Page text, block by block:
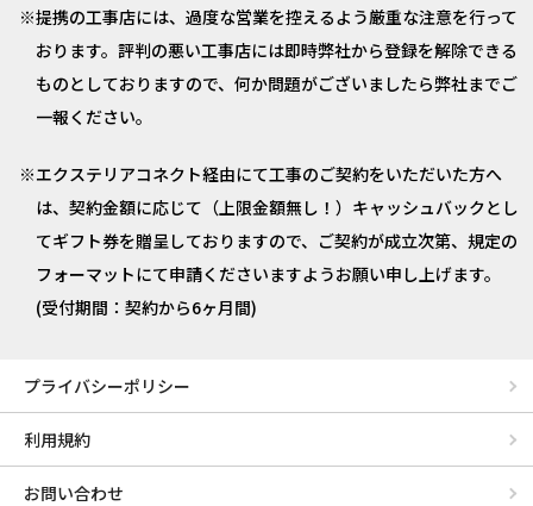
提携の工事店には、過度な営業を控えるよう厳重な注意を行って
おります。評判の悪い工事店には即時弊社から登録を解除できる
ものとしておりますので、何か問題がございましたら弊社までご
一報ください。
エクステリアコネクト経由にて工事のご契約をいただいた方へ
は、契約金額に応じて（上限金額無し！）キャッシュバックとし
てギフト券を贈呈しておりますので、ご契約が成立次第、規定の
フォーマットにて申請くださいますようお願い申し上げます。
(受付期間：契約から6ヶ月間)
プライバシーポリシー
利用規約
お問い合わせ